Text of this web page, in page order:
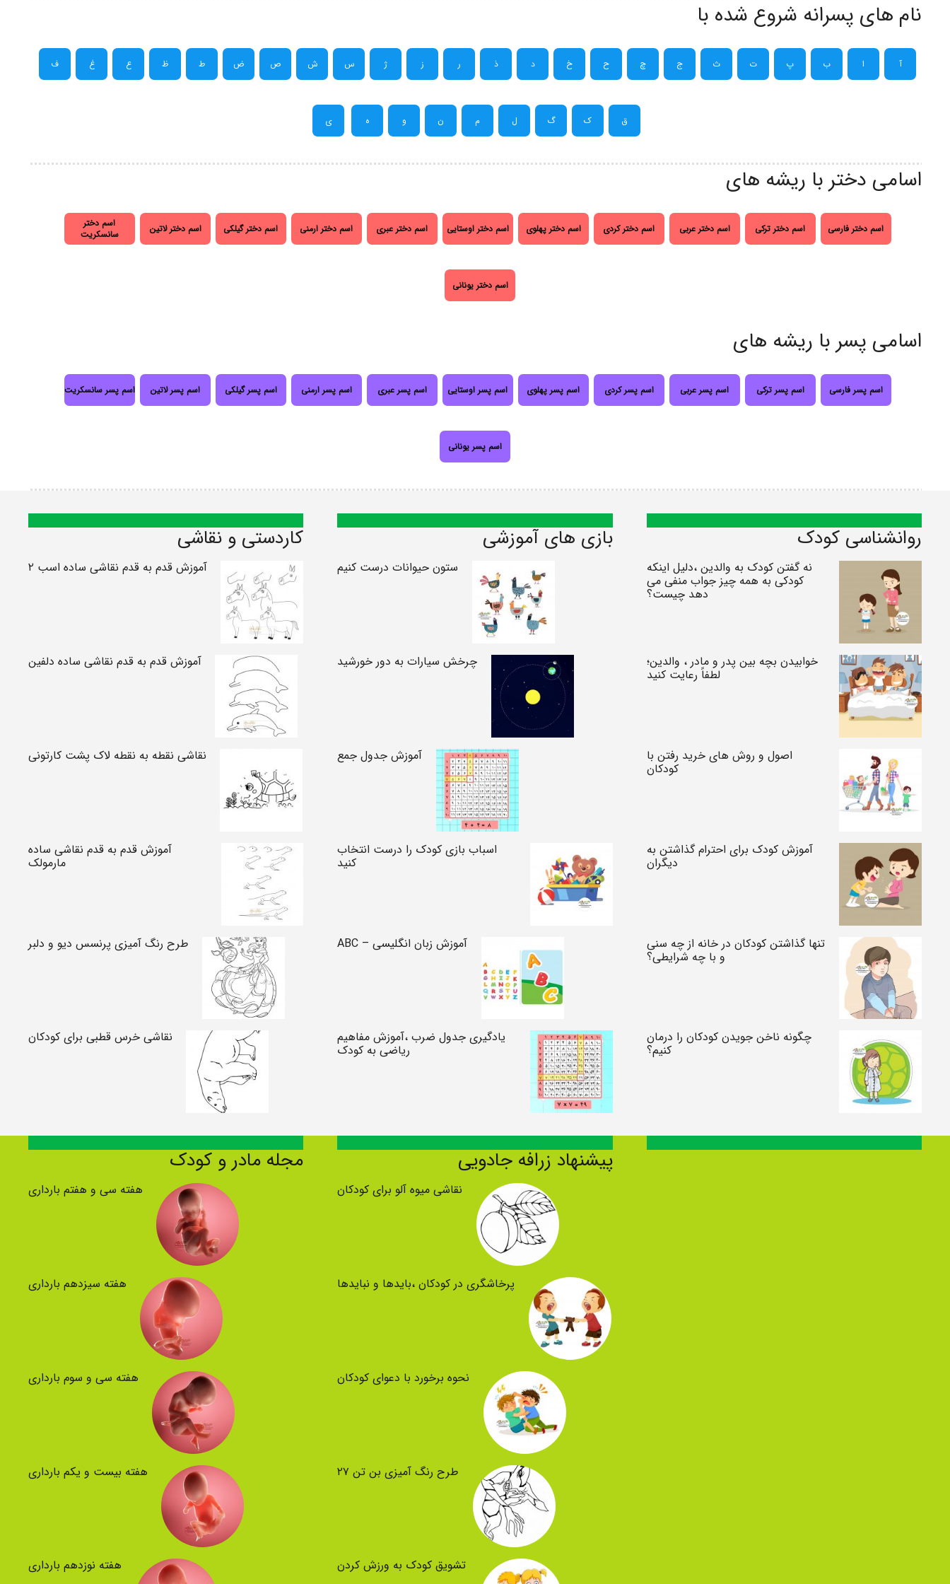
نام های پسرانه شروع شده با
آ ا ب پ ت ث ج چ ح خ د ذ ر ز ژ س ش ص ض ط ظ ع غ ف
ق ک گ ل م ن و ه ی
اسامی دختر با ریشه های
اسم دختر فارسی اسم دختر ترکی اسم دختر عربی اسم دختر کردی اسم دختر پهلوی اسم دختر اوستایی اسم دختر عبری اسم دختر ارمنی اسم دختر گیلکی اسم دختر لاتین
اسم دختر
سانسکریت
اسم دختر یونانی
اسامی پسر با ریشه های
اسم پسر فارسی اسم پسر ترکی اسم پسر عربی اسم پسر کردی اسم پسر پهلوی اسم پسر اوستایی اسم پسر عبری اسم پسر ارمنی اسم پسر گیلکی اسم پسر لاتین اسم پسر سانسکریت
اسم پسر یونانی
روانشناسی کودک
نه گفتن کودک به والدین ،دلیل اینکه
کودکی به همه چیز جواب منفی می
دهد چیست؟
خوابیدن بچه بین پدر و مادر ، والدین؛
لطفاً رعایت کنید
اصول و روش های خرید رفتن با
کودکان
آموزش کودک برای احترام گذاشتن به
دیگران
تنها گذاشتن کودکان در خانه از چه سنی
و با چه شرایطی؟
چگونه ناخن جویدن کودکان را درمان
کنیم؟
بازی های آموزشی
ستون حیوانات درست کنیم
چرخش سیارات به دور خورشید
آموزش جدول جمع
اسباب بازی کودک را درست انتخاب
کنید
آموزش زبان انگلیسی – ABC
یادگیری جدول ضرب ،آموزش مفاهیم
ریاضی به کودک
کاردستی و نقاشی
آموزش قدم به قدم نقاشی ساده اسب ۲
آموزش قدم به قدم نقاشی ساده دلفین
نقاشی نقطه به نقطه لاک پشت کارتونی
آموزش قدم به قدم نقاشی ساده
مارمولک
طرح رنگ آمیزی پرنسس دیو و دلبر
نقاشی خرس قطبی برای کودکان
پیشنهاد زرافه جادویی
نقاشی میوه آلو برای کودکان
پرخاشگری در کودکان ،بایدها و نبایدها
نحوه برخورد با دعوای کودکان
طرح رنگ آمیزی بن تن ۲۷
تشویق کودک به ورزش کردن
مجله مادر و کودک
هفته سی و هفتم بارداری
هفته سیزدهم بارداری
هفته سی و سوم بارداری
هفته بیست و یکم بارداری
هفته نوزدهم بارداری